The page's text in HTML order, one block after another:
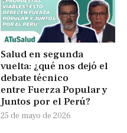
Salud en segunda
vuelta: ¿qué nos dejó el
debate técnico
entre Fuerza Popular y
Juntos por el Perú?
25 de mayo de 2026